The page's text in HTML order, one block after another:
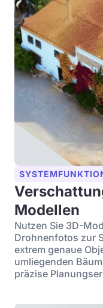
Modellen
Nutzen Sie 3D-
Drohnenfotos zur
extrem genaue
umliegenden
präzise